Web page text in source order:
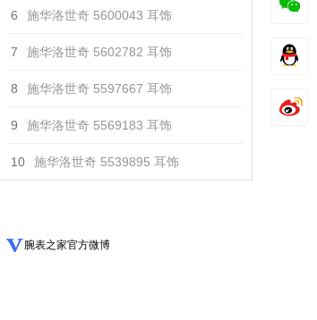
6 施华洛世奇 5600043 耳饰
7 施华洛世奇 5602782 耳饰
8 施华洛世奇 5597667 耳饰
9 施华洛世奇 5569183 耳饰
10 施华洛世奇 5539895 耳饰
腕表之家官方微博